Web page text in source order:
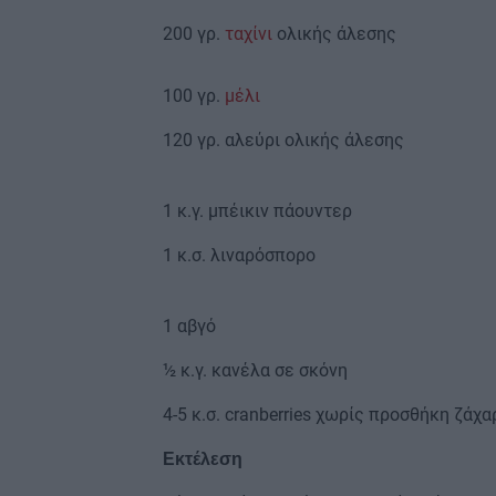
200 γρ. ταχίνι ολικής άλεσης
100 γρ. μέλι
120 γρ. αλεύρι ολικής άλεσης
1 κ.γ. μπέικιν πάουντερ
1 κ.σ. λιναρόσπορο
1 αβγό
½ κ.γ. κανέλα σε σκόνη
4-5 κ.σ. cranberries χωρίς προσθήκη
Εκτέλεση